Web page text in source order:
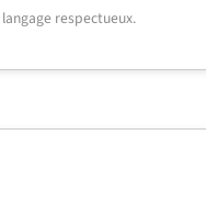
respectueux.